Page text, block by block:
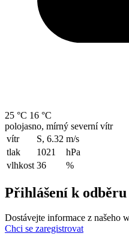
25 °C 16 °C
polojasno, mírný severní vítr
vítr
S, 6.32 m/s
tlak
1021
hPa
vlhkost 36 %
Přihlášení k
Dostávejte informace z našeho
Chci se zaregistrovat